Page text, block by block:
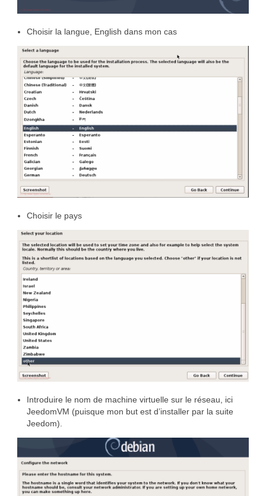
Choisir la langue, English dans mon cas
Choisir le pays
Introduire le nom de machine virtuelle sur le réseau, ici
JeedomVM (puisque mon but est d’installer par la suite
Jeedom).